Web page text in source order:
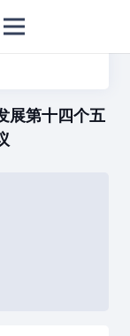
展第十四个五